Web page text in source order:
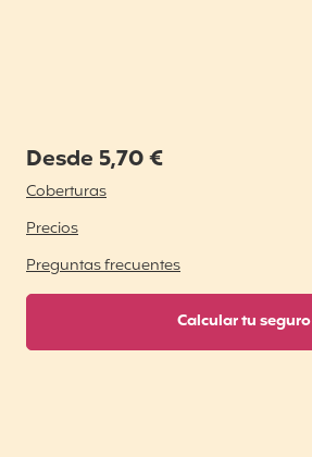
Desde 5,70 €
Coberturas
Precios
Preguntas frecuentes
Calcular tu seguro